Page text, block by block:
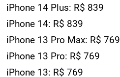
iPhone 14 Plus: R$ 839
iPhone 14: R$ 839
iPhone 13 Pro Max: R$ 769
iPhone 13 Pro: R$ 769
iPhone 13: R$ 769